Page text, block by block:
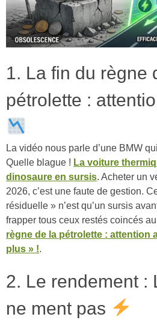
1. La fin du règne
pétrolette :
La vidéo nous parle d’une BMW
Quelle blague ! La voiture
dinosaure en sursis. Acheter un
2026, c’est une faute de gestion.
résiduelle » n’est qu’un sursis
frapper tous ceux restés coincés
règne de la pétrolette : attention
plus » !.
2. Le rendement :
ne ment pas